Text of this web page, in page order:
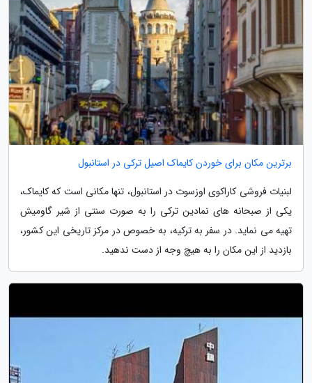
برترین مکان برای خوردن کایماک اصیل ترکی در استانبول
لبنیات فروشی کاراکوی اوزسوت در استانبول، تنها مکانی است که کایماک،
یکی از صبحانه های نمادین ترکی را به صورت سنتی از شیر گاومیش
تهیه می نماید. در سفر به ترکیه، به خصوص در مرکز تاریخی این کشور،
بازدید از این مکان را به هیچ وجه از دست ندهید.